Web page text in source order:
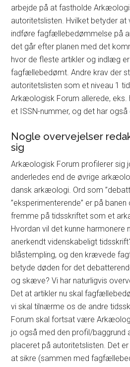
arbejde på at fastholde
autoritetslisten. Hvilket betyder at
indføre fagfællebedømmelse på
det går efter planen med det
hvor de fleste artikler og indlæg
fagfællebedømt. Andre krav der
autoritetslisten som et niveau 1
Arkæologisk Forum allerede, eks.
et ISSN-nummer, og det har
Nogle overvejelser
sig
Arkæologisk Forum profilerer sig
anderledes end de øvrige
dansk arkæologi. Ord som
”eksperimenterende” er på
fremme på tidsskriftet som et
Hvordan vil det kunne
anerkendt videnskabeligt
blåstempling, og den krævede
betyde døden for det
og skæve? Vi har naturligvis
Det at artikler nu skal
vi skal tilnærme os de andre
Forum skal fortsat være
jo også med den profil/baggrund
placeret på autoritetslisten. Det
at sikre (sammen med